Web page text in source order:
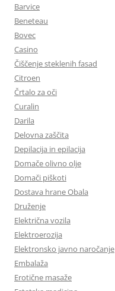
Barvice
Beneteau
Bovec
Casino
Čiščenje steklenih fasad
Citroen
Črtalo za oči
Curalin
Darila
Delovna zaščita
Depilacija in epilacija
Domače olivno olje
Domači piškoti
Dostava hrane Obala
Druženje
Električna vozila
Elektroerozija
Elektronsko javno naročanje
Embalaža
Erotične masaže